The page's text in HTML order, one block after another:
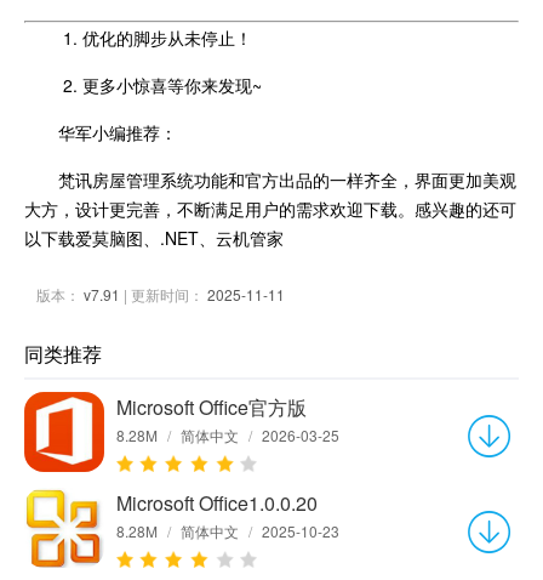
1. 优化的脚步从未停止！
2. 更多小惊喜等你来发现~
华军小编推荐：
梵讯房屋管理系统功能和官方出品的一样齐全，界面更加美观
大方，设计更完善，不断满足用户的需求欢迎下载。感兴趣的还可
以下载爱莫脑图、.NET、云机管家
版本： v7.91 | 更新时间： 2025-11-11
同类推荐
Microsoft Office官方版
8.28M / 简体中文 / 2026-03-25
Microsoft Office1.0.0.20
8.28M / 简体中文 / 2025-10-23